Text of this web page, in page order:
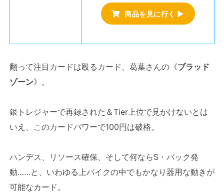
商品を見に行く ▶
翻って注目カードは殴るカード、葛葉さんの《ブラッド
ゾーン》。
銀トレジャーで再録された＆Tier上位で見かけないとは
いえ、このカードパワーで100円は破格。
ハンデス、リソース確保、そして何ならS・バック発
動……と、いわゆる上バイクの中でもかなり器用な動きが
可能なカード。